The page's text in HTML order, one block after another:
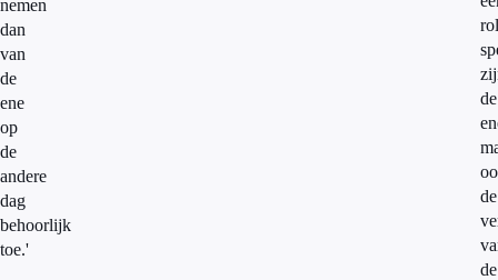
nemen
dan
van
de
ene
op
de
andere
dag
behoorlijk
toe.'
rol
de
de
de